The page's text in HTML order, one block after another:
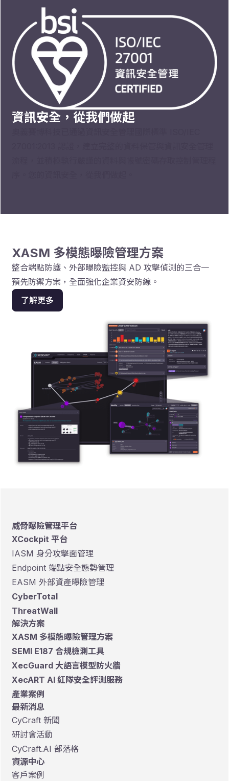
資訊安全，從我們做起
XASM 多模態曝險管理方案
整合端點防護、外部曝險監控與 AD 攻擊偵測的三合一
預先防禦方案，全面強化企業資安防線。
了解更多
威脅曝險管理平台
XCockpit 平台
IASM 身分攻擊面管理
Endpoint 端點安全態勢管理
EASM 外部資產曝險管理
CyberTotal
ThreatWall
解決方案
XASM 多模態曝險管理方案
SEMI E187 合規檢測工具
XecGuard 大語言模型防火牆
XecART AI 紅隊安全評測服務
產業案例
最新消息
CyCraft 新聞
研討會活動
CyCraft.AI 部落格
資源中心
客戶案例